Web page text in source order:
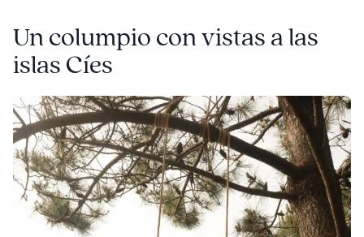
Un columpio con vistas a las
islas Cíes